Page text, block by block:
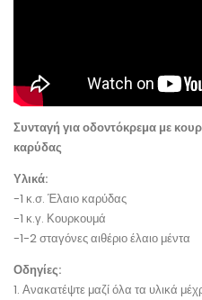
Συνταγή για οδοντόκρεμα με
καρύδας
Υλικά:
-1 κ.σ. Έλαιο καρύδας
-1 κ.γ. Κουρκουμά
-1-2 σταγόνες αιθέριο έλαιο μέντα
Οδηγίες:
1. Ανακατέψτε μαζί όλα τα υλικά